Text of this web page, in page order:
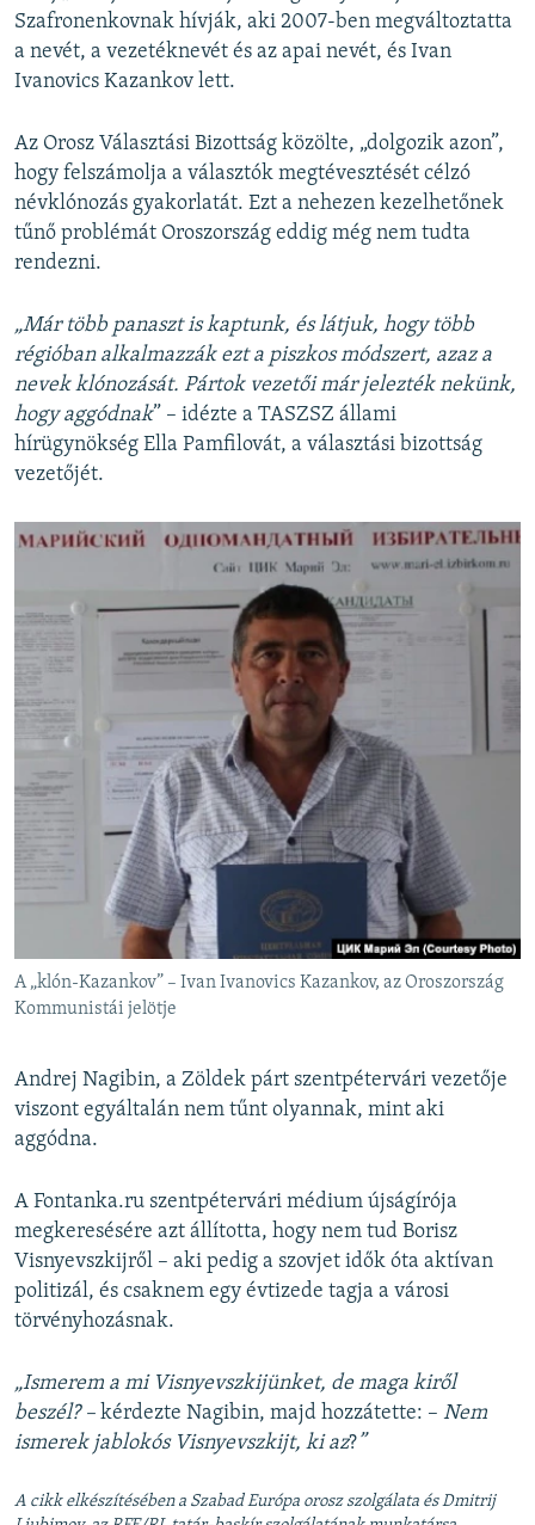
Szafronenkovnak hívják, aki 2007-ben megváltoztatta
a nevét, a vezetéknevét és az apai nevét, és Ivan
Ivanovics Kazankov lett.
Az Orosz Választási Bizottság közölte, „dolgozik azon”,
hogy felszámolja a választók megtévesztését célzó
névklónozás gyakorlatát. Ezt a nehezen kezelhetőnek
tűnő problémát Oroszország eddig még nem tudta
rendezni.
„Már több panaszt is kaptunk, és látjuk, hogy több
régióban alkalmazzák ezt a piszkos módszert, azaz a
nevek klónozását. Pártok vezetői már jelezték nekünk,
hogy aggódnak” – idézte a TASZSZ állami
hírügynökség Ella Pamfilovát, a választási bizottság
vezetőjét.
A „klón-Kazankov” – Ivan Ivanovics Kazankov, az Oroszország
Kommunistái jelötje
Andrej Nagibin, a Zöldek párt szentpétervári vezetője
viszont egyáltalán nem tűnt olyannak, mint aki
aggódna.
A Fontanka.ru szentpétervári médium újságírója
megkeresésére azt állította, hogy nem tud Borisz
Visnyevszkijről – aki pedig a szovjet idők óta aktívan
politizál, és csaknem egy évtizede tagja a városi
törvényhozásnak.
„Ismerem a mi Visnyevszkijünket, de maga kiről
beszél? – kérdezte Nagibin, majd hozzátette: – Nem
ismerek jablokós Visnyevszkijt, ki az?”
A cikk elkészítésében a Szabad Európa orosz szolgálata és Dmitrij